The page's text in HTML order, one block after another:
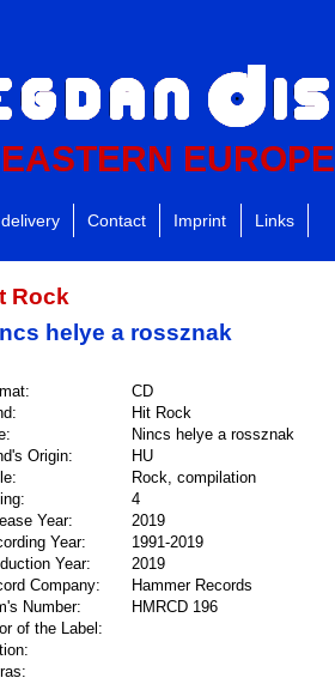
EUROPE
Contact Imprint Links
Rock
helye a rossznak
CD
Hit Rock
Nincs helye a rossznak
Origin:
HU
Rock, compilation
4
Year:
2019
Year:
1991-2019
Year:
2019
Company:
Hammer Records
Number:
HMRCD 196
of the Label: